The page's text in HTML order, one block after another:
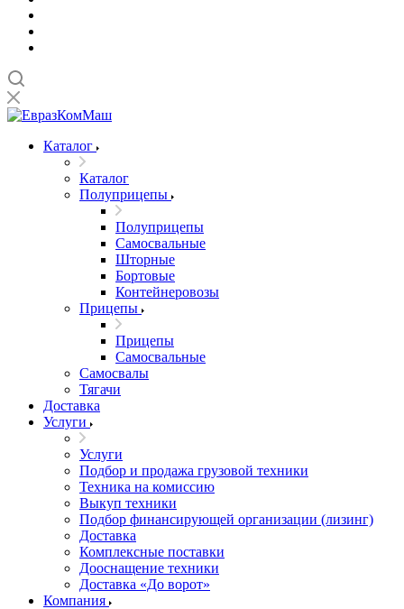
Каталог
Каталог
Полуприцепы
Полуприцепы
Самосвальные
Шторные
Бортовые
Контейнеровозы
Прицепы
Прицепы
Самосвальные
Самосвалы
Тягачи
Доставка
Услуги
Услуги
Подбор и продажа грузовой техники
Техника на комиссию
Выкуп техники
Подбор финансирующей организации (лизинг)
Доставка
Комплексные поставки
Дооснащение техники
Доставка «До ворот»
Компания